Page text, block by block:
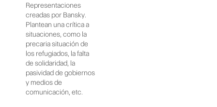
Representaciones
creadas por Bansky.
Plantean una crítica a
situaciones, como la
precaria situación de
los refugiados, la falta
de solidaridad, la
pasividad de gobiernos
y medios de
comunicación, etc.